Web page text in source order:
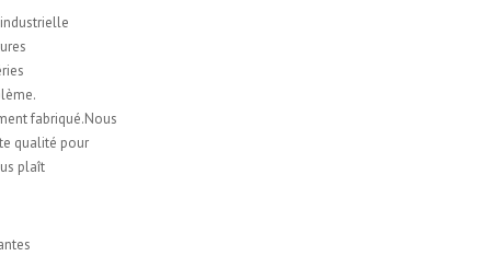
fabriqué.Nous
qualité pour
plaît